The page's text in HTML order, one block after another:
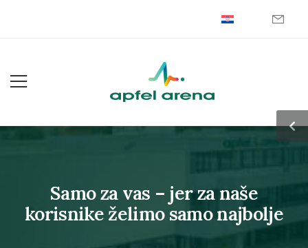
Samo za vas – jer za naše
korisnike želimo samo najbolje